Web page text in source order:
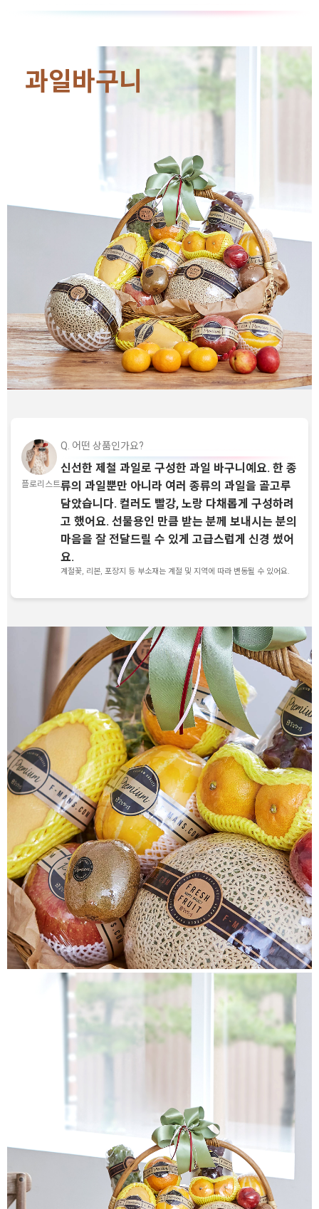
과일바구니
플로리스트
Q. 어떤 상품인가요?
신선한 제철 과일로 구성한 과일 바구니예요. 한 종
류의 과일뿐만 아니라 여러 종류의 과일을 골고루
담았습니다. 컬러도 빨강, 노랑 다채롭게 구성하려
고 했어요. 선물용인 만큼 받는 분께 보내시는 분의
마음을 잘 전달드릴 수 있게 고급스럽게 신경 썼어
요.
계절꽃, 리본, 포장지 등 부소재는 계절 및 지역에 따라 변동될 수 있어요.